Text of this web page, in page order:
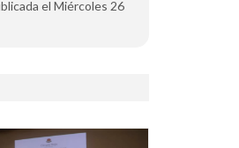
el Miércoles 26